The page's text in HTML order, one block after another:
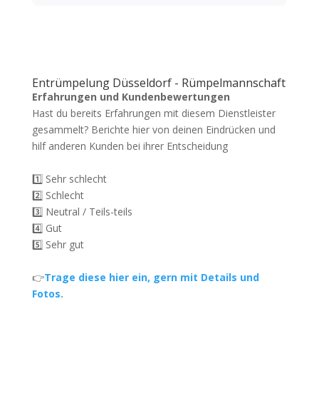
Entrümpelung Düsseldorf - Rümpelmannschaft
Erfahrungen und Kundenbewertungen
Hast du bereits Erfahrungen mit diesem Dienstleister
gesammelt? Berichte hier von deinen Eindrücken und
hilf anderen Kunden bei ihrer Entscheidung
1️⃣ Sehr schlecht
2️⃣ Schlecht
3️⃣ Neutral / Teils-teils
4️⃣ Gut
5️⃣ Sehr gut
👉Trage diese hier ein, gern mit Details und
Fotos.